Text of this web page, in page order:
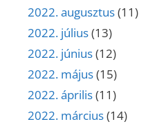
2022. augusztus(11)
2022. július(13)
2022. június(12)
2022. május(15)
2022. április(11)
2022. március(14)